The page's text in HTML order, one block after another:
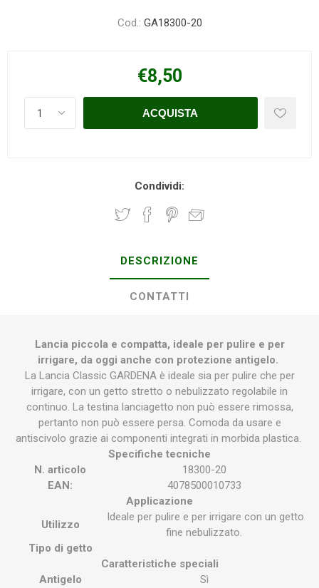
Cod.: GA18300-20
€8,50
Condividi:
DESCRIZIONE
CONTATTI
Lancia piccola e compatta, ideale per pulire e per
irrigare, da oggi anche con protezione antigelo.
La Lancia Classic GARDENA è ideale sia per pulire che per
irrigare, con un getto stretto o nebulizzato regolabile in
continuo. La testina lanciagetto non può essere rimossa,
pertanto non può essere persa. Comoda da usare e
antiscivolo grazie ai componenti integrati in morbida plastica.
Specifiche tecniche
N. articolo
18300-20
EAN:
4078500010733
Applicazione
Utilizzo
Ideale per pulire e per irrigare con un getto
fine nebulizzato.
Tipo di getto
Caratteristiche speciali
Antigelo
Sì